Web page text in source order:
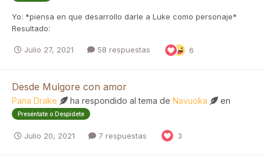
Yo: *piensa en que desarrollo darle a Luke como personaje*
Resultado:
Julio 27, 2021 58 respuestas 6
Desde Mulgore con amor
Pana Drake ha respondido al tema de Navuoka en
Preséntate o Despídete
Julio 20, 2021 7 respuestas 3